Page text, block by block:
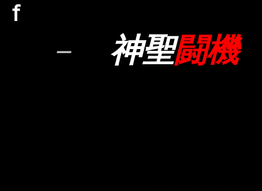
ｆ
－ 神聖闘機